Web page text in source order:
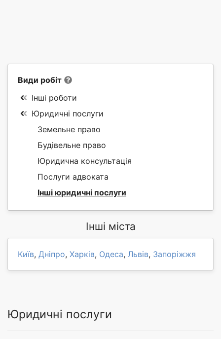
Види робіт
Інші роботи
Юридичні послуги
Земельне право
Будівельне право
Юридична консультація
Послуги адвоката
Інші юридичні послуги
Інші міста
Київ, Дніпро, Харків, Одеса, Львів, Запоріжжя
Юридичні послуги